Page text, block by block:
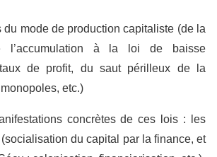
du mode de production capitaliste (de la
l’accumulation à la loi de baisse
de profit, du saut périlleux de la
etc.)
concrètes de ces lois : les
du capital par la finance, et